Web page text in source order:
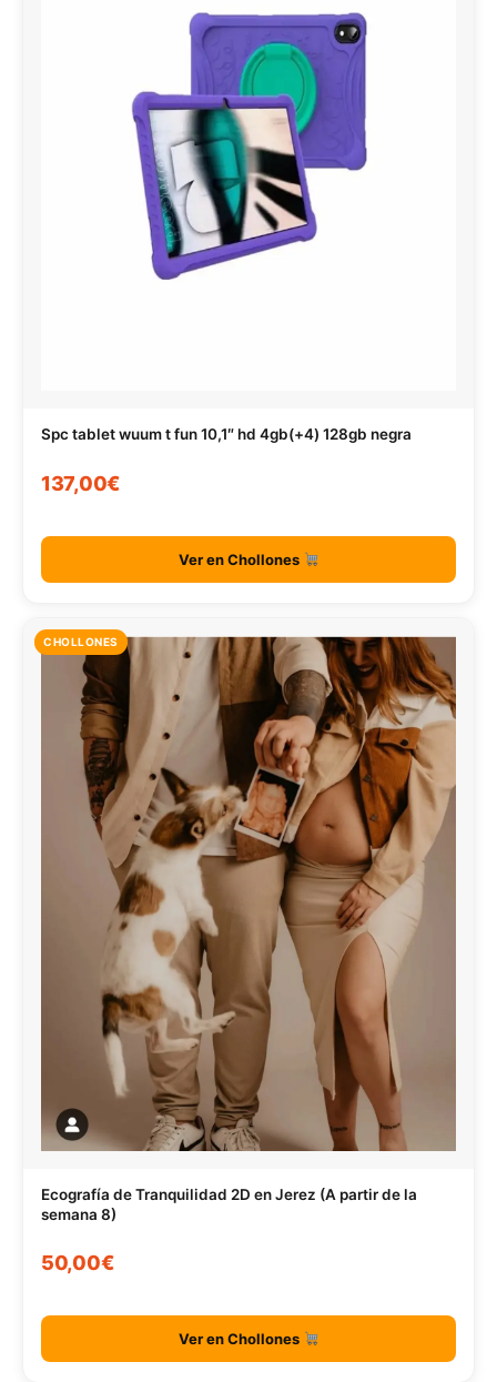
Spc tablet wuum t fun 10,1″ hd 4gb(+4) 128gb negra
137,00€
Ver en Chollones
CHOLLONES
Ecografía de Tranquilidad 2D en Jerez (A partir de la
semana 8)
50,00€
Ver en Chollones